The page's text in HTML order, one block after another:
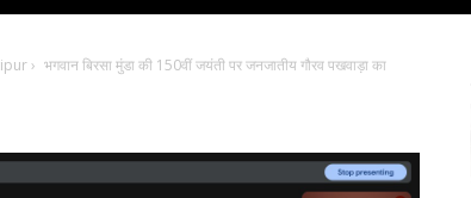
› भगवान बिरसा मुंडा की 150वीं जयंती पर जनजातीय गौरव पखवाड़ा का